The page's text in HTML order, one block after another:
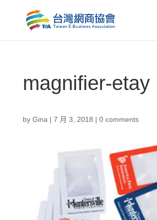
magnifier-etay
by Gina | 7 月 3, 2018 | 0 comments